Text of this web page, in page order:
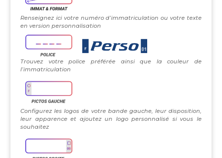
Renseignez ici votre numéro d’immatriculation ou votre texte
en version personnalisation
Trouvez votre police préférée ainsi que la couleur de
l’immatriculation
Configurez les logos de votre bande gauche, leur disposition,
leur apparence et ajoutez un logo personnalisé si vous le
souhaitez